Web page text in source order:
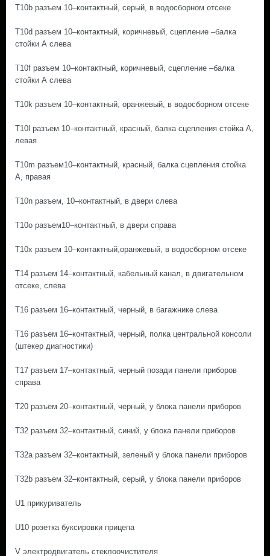
T10b разъем 10–контактный, серый, в водосборном отсеке
T10d разъем 10–контактный, коричневый, сцепление –балка
стойки А слева
T10f разъем 10–контактный, коричневый, сцепление –балка
стойки А слева
T10k разъем 10–контактный, оранжевый, в водосборном отсеке
T10l разъем 10–контактный, красный, балка сцепления стойка А,
левая
T10m разъем10–контактный, красный, балка сцепления стойка
А, правая
T10n разъем, 10–контактный, в двери слева
T10o разъем10–контактный, в двери справа
T10x разъем 10–контактный,оранжевый, в водосборном отсеке
T14 разъем 14–контактный, кабельный канал, в двигательном
отсеке, слева
T16 разъем 16–контактный, черный, в багажнике слева
T16 разъем 16–контактный, черный, полка центральной консоли
(штекер диагностики)
T17 разъем 17–контактный, черный позади панели приборов
справа
T20 разъем 20–контактный, черный, у блока панели приборов
T32 разъем 32–контактный, синий, у блока панели приборов
T32a разъем 32–контактный, зеленый у блока панели приборов
T32b разъем 32–контактный, серый, у блока панели приборов
U1 прикуриватель
U10 розетка буксировки прицепа
V электродвигатель стеклоочистителя